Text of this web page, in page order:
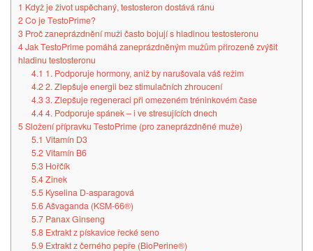
1 Když je život uspěchaný, testosteron dostává ránu
2Co je TestoPrime?
3 Proč zaneprázdnění muži často bojují s hladinou testosteronu
4Jak TestoPrime pomáhá zaneprázdněným mužům přirozeně zvýšit
hladinu testosteronu
4.1 1. Podporuje hormony, aniž by narušovala váš režim
4.22. Zlepšuje energii bez stimulačních zhroucení
4.33. Zlepšuje regeneraci při omezeném tréninkovém čase
4.44. Podporuje spánek – i ve stresujících dnech
5Složení přípravku TestoPrime (pro zaneprázdněné muže)
5.1 Vitamín D3
5.2Vitamín B6
5.3Hořčík
5.4Zinek
5.5Kyselina D-asparagová
5.6Ašvaganda (KSM-66®)
5.7Panax Ginseng
5.8Extrakt z pískavice řecké seno
5.9Extrakt z černého pepře (BioPerine®)